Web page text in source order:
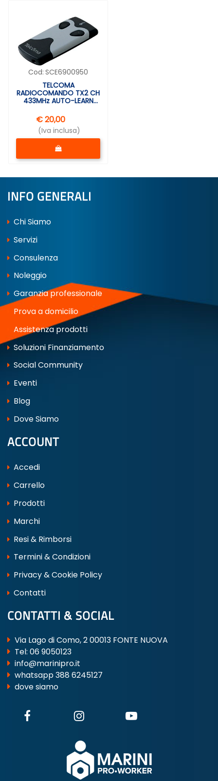
Cod: SCE6900950
TELCOMA
RADIOCOMANDO TX2 CH
433MHz AUTO-LEARN
€ 20,00
(Iva inclusa)
Quantità
INFO GENERALI
Chi Siamo
Servizi
Consulenza
Noleggio
Garanzia professionale
Prova a domicilio
Assistenza prodotti
Soluzioni Finanziamento
Social Community
Eventi
Blog
Dove Siamo
ACCOUNT
Accedi
Carrello
Prodotti
Marchi
Resi & Rimborsi
Termini & Condizioni
Privacy & Cookie Policy
Contatti
CONTATTI & SOCIAL
Via Lago di Como, 2 00013 FONTE NUOVA
Tel: 06 9050123
info@marinipro.it
whatsapp 388 6245127
dove siamo